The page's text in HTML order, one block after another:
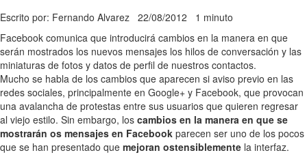
Escrito por: Fernando Alvarez 22/08/2012 1 minuto
Facebook comunica que introducirá cambios en la manera en que
serán mostrados los nuevos mensajes los hilos de conversación y las
miniaturas de fotos y datos de perfil de nuestros contactos.
Mucho se habla de los cambios que aparecen si aviso previo en las
redes sociales, principalmente en Google+ y Facebook, que provocan
una avalancha de protestas entre sus usuarios que quieren regresar
al viejo estilo. Sin embargo, los cambios en la manera en que se
mostrarán os mensajes en Facebook parecen ser uno de los pocos
que se han presentado que mejoran ostensiblemente la interfaz.